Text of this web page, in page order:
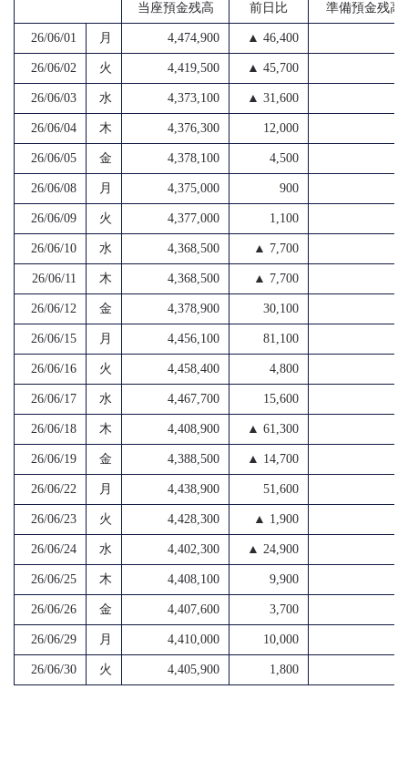
当座預金残高 前日比 準備預金残高
26/06/01 月 4,474,900 ▲ 46,400
26/06/02 火 4,419,500 ▲ 45,700
26/06/03 水 4,373,100 ▲ 31,600
26/06/04 木 4,376,300 12,000
26/06/05 金 4,378,100 4,500
26/06/08 月 4,375,000 900
26/06/09 火 4,377,000 1,100
26/06/10 水 4,368,500 ▲ 7,700
26/06/11 木 4,368,500 ▲ 7,700
26/06/12 金 4,378,900 30,100
26/06/15 月 4,456,100 81,100
26/06/16 火 4,458,400 4,800
26/06/17 水 4,467,700 15,600
26/06/18 木 4,408,900 ▲ 61,300
26/06/19 金 4,388,500 ▲ 14,700
26/06/22 月 4,438,900 51,600
26/06/23 火 4,428,300 ▲ 1,900
26/06/24 水 4,402,300 ▲ 24,900
26/06/25 木 4,408,100 9,900
26/06/26 金 4,407,600 3,700
26/06/29 月 4,410,000 10,000
26/06/30 火 4,405,900 1,800